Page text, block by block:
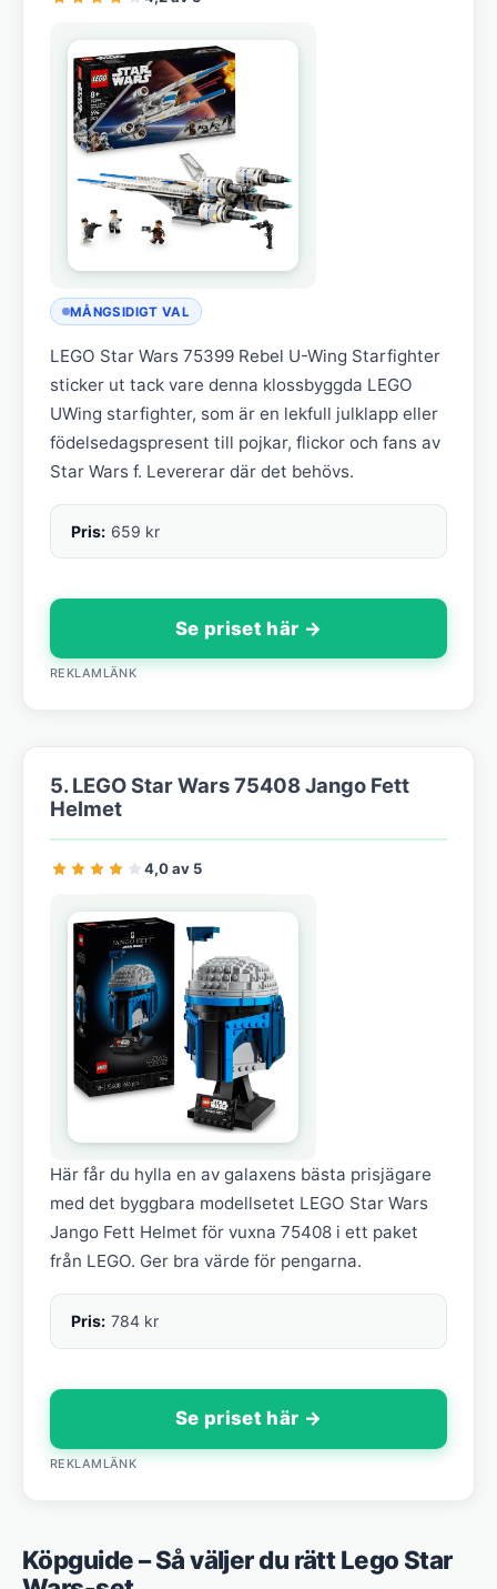
MÅNGSIDIGT VAL
LEGO Star Wars 75399 Rebel U-Wing Starfighter
sticker ut tack vare denna klossbyggda LEGO
UWing starfighter, som är en lekfull julklapp eller
födelsedagspresent till pojkar, flickor och fans av
Star Wars f. Levererar där det behövs.
Pris: 659 kr
Se priset här →
REKLAMLÄNK
5. LEGO Star Wars 75408 Jango Fett
Helmet
4,0 av 5
Här får du hylla en av galaxens bästa prisjägare
med det byggbara modellsetet LEGO Star Wars
Jango Fett Helmet för vuxna 75408 i ett paket
från LEGO. Ger bra värde för pengarna.
Pris: 784 kr
Se priset här →
REKLAMLÄNK
Köpguide – Så väljer du rätt Lego Star